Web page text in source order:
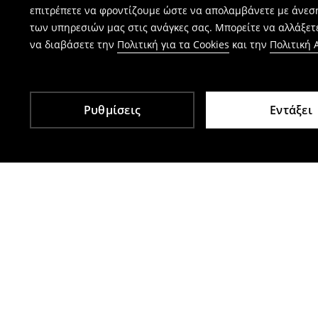
επιτρέπετε να φροντίζουμε ώστε να απολαμβάνετε με
των υπηρεσιών μας στις ανάγκες σας. Μπορείτε να
να διαβάσετε την Πολιτική για τα Cookies και την Πολιτική
Ρυθμίσεις Εντάξει